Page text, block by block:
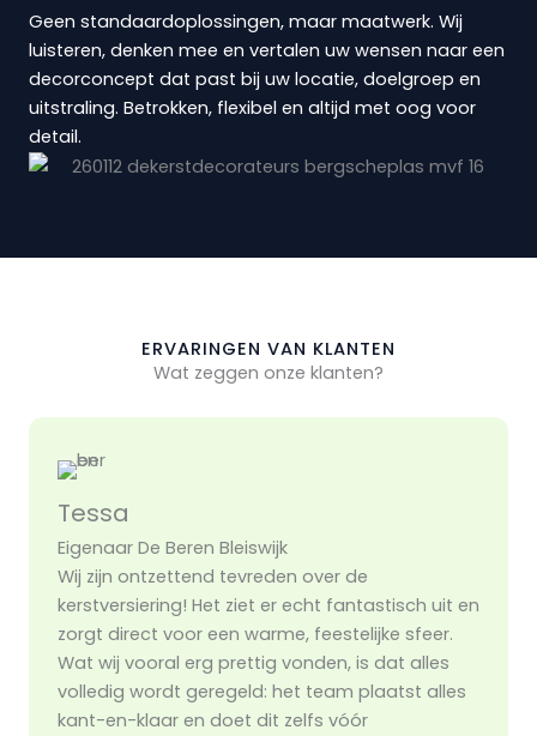
Geen standaardoplossingen, maar maatwerk. Wij
luisteren, denken mee en vertalen uw wensen naar een
decorconcept dat past bij uw locatie, doelgroep en
uitstraling. Betrokken, flexibel en altijd met oog voor
detail.
ERVARINGEN VAN KLANTEN
Wat zeggen onze klanten?
Tessa
Eigenaar De Beren Bleiswijk
Wij zijn ontzettend tevreden over de
kerstversiering! Het ziet er echt fantastisch uit en
zorgt direct voor een warme, feestelijke sfeer.
Wat wij vooral erg prettig vonden, is dat alles
volledig wordt geregeld: het team plaatst alles
kant-en-klaar en doet dit zelfs vóór